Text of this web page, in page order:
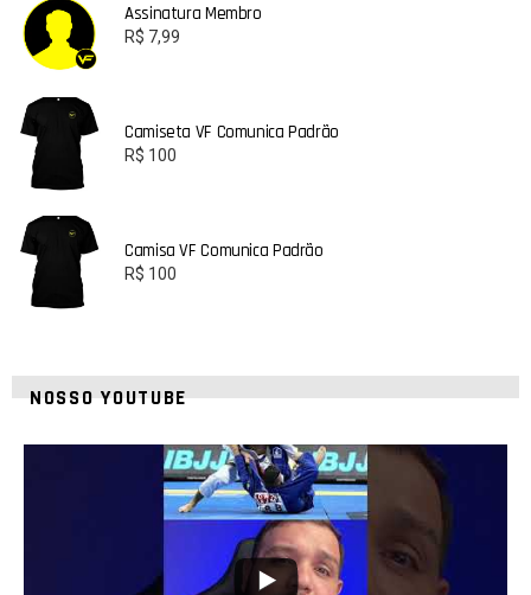
Assinatura Membro
R$ 7,99
Camiseta VF Comunica Padrão
R$ 100
Camisa VF Comunica Padrão
R$ 100
NOSSO YOUTUBE